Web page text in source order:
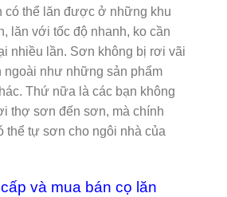
có thể lăn được ở những khu
lăn với tốc độ nhanh, ko cần
nhiều lần. Sơn không bị rơi vãi
ngoài như những sản phẩm
Thứ nữa là các bạn không
thợ sơn đến sơn, mà chính
thể tự sơn cho ngôi nhà của
và mua bán cọ lăn